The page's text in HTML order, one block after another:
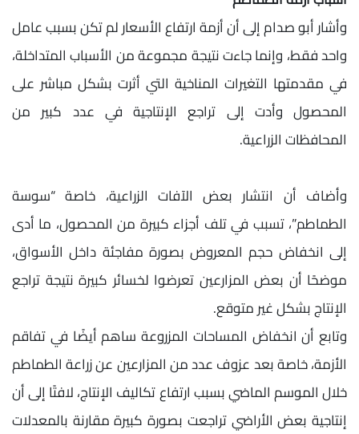
وأشار أبو صدام إلى أن أزمة ارتفاع الأسعار لم تكن بسبب عامل
واحد فقط، وإنما جاءت نتيجة مجموعة من الأسباب المتداخلة،
في مقدمتها التغيرات المناخية التي أثرت بشكل مباشر على
المحصول وأدت إلى تراجع الإنتاجية في عدد كبير من
المحافظات الزراعية.
وأضاف أن انتشار بعض الآفات الزراعية، خاصة “سوسة
الطماطم”، تسبب في تلف أجزاء كبيرة من المحصول، ما أدى
إلى انخفاض حجم المعروض بصورة مفاجئة داخل الأسواق،
موضحًا أن بعض المزارعين تعرضوا لخسائر كبيرة نتيجة تراجع
الإنتاج بشكل غير متوقع.
وتابع أن انخفاض المساحات المزروعة ساهم أيضًا في تفاقم
الأزمة، خاصة بعد عزوف عدد من المزارعين عن زراعة الطماطم
خلال الموسم الماضي بسبب ارتفاع تكاليف الإنتاج، لافتًا إلى أن
إنتاجية بعض الأراضي تراجعت بصورة كبيرة مقارنة بالمعدلات